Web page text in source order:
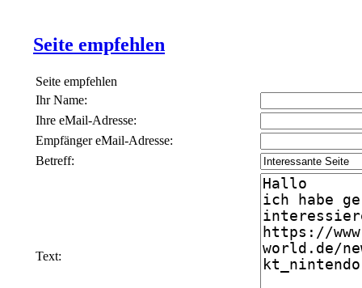
Seite empfehlen
Seite empfehlen
Ihr Name:
Ihre eMail-Adresse:
Empfänger eMail-Adresse:
Betreff:
Text: